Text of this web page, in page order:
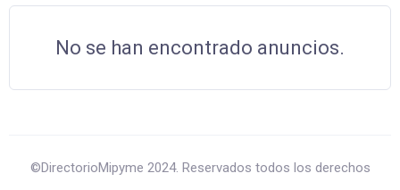
No se han encontrado anuncios.
©DirectorioMipyme 2024. Reservados todos los derechos